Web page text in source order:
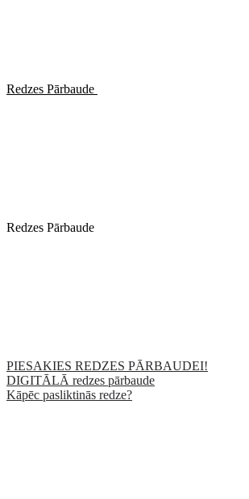
Redzes Pārbaude
Redzes Pārbaude
PIESAKIES REDZES PĀRBAUDEI!
DIGITĀLĀ redzes pārbaude
Kāpēc pasliktinās redze?